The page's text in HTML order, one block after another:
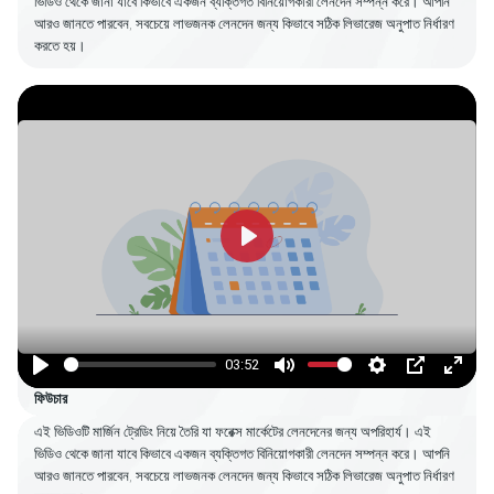
আরও জানতে পারবেন, সবচেয়ে লাভজনক লেনদেন জন্য কিভাবে সঠিক লিভারেজ অনুপাত নির্ধারণ
করতে হয়।
Play
03:52
Mute Settings
PIP
Enter
Play
ফিউচার
এই ভিডিওটি মার্জিন ট্রেডিং নিয়ে তৈরি যা ফরেক্স মার্কেটের লেনদেনের জন্য অপরিহার্য। এই
ভিডিও থেকে জানা যাবে কিভাবে একজন ব্যক্তিগত বিনিয়োগকারী লেনদেন সম্পন্ন করে। আপনি
আরও জানতে পারবেন, সবচেয়ে লাভজনক লেনদেন জন্য কিভাবে সঠিক লিভারেজ অনুপাত নির্ধারণ